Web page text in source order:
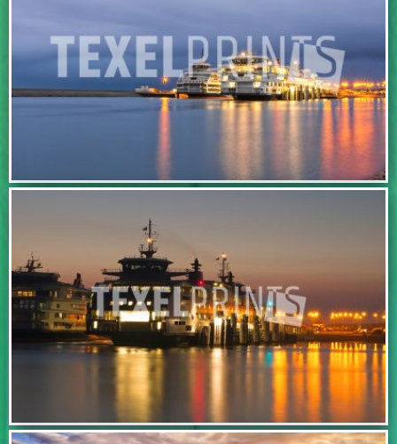
IN WINKELWAGEN
IN WINKELWAGEN